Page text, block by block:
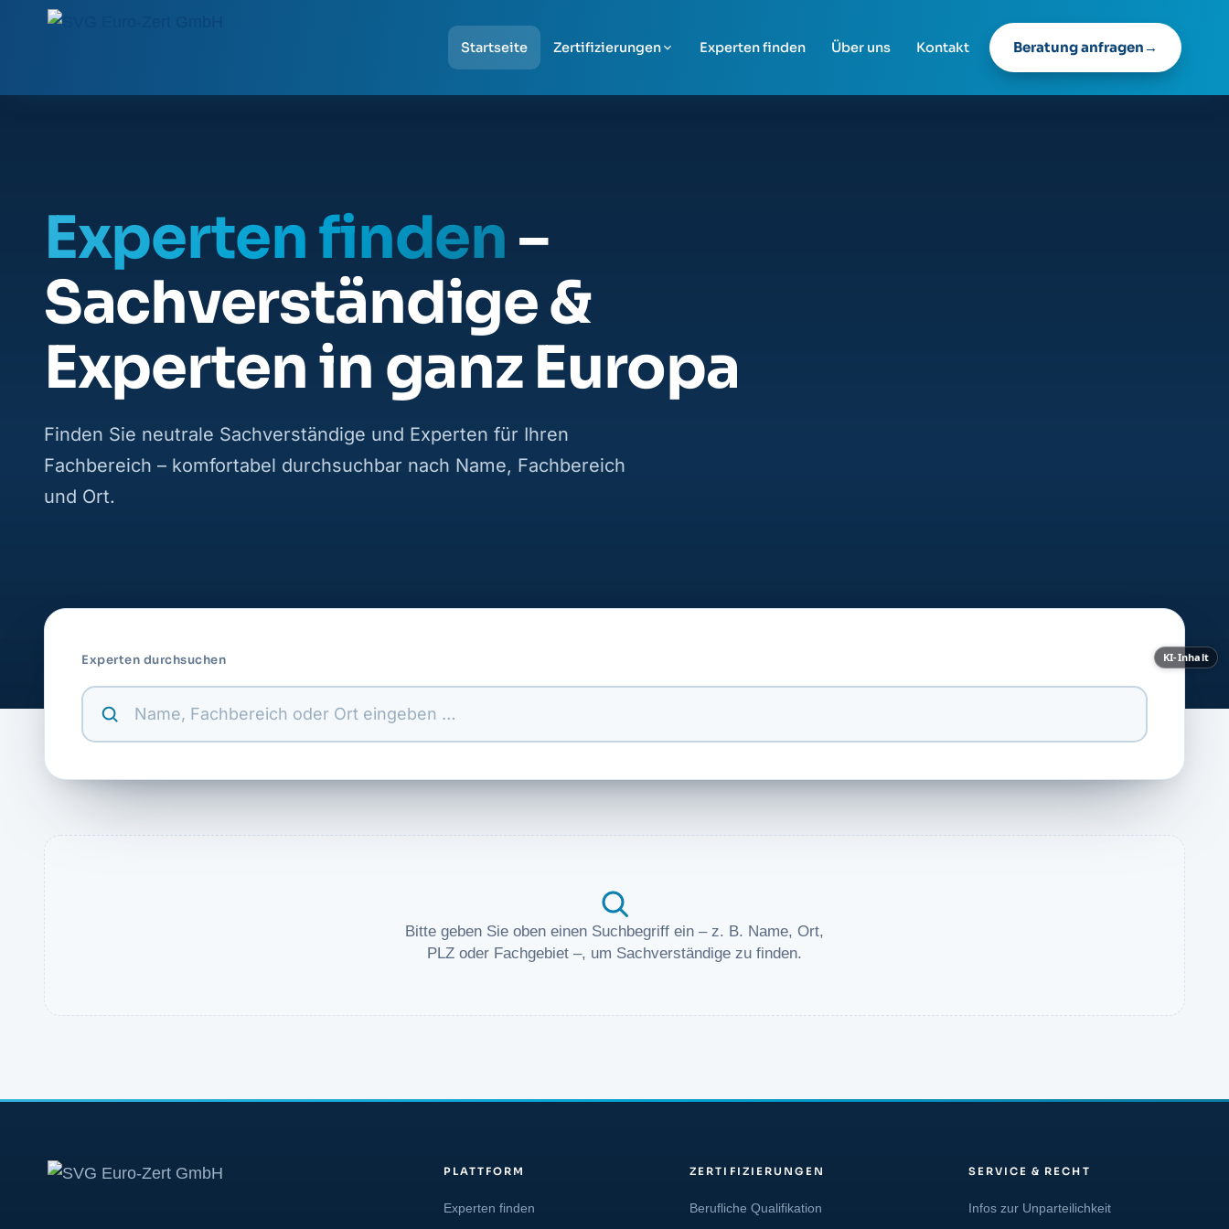
Startseite Zertifizierungen Experten finden Über uns Kontakt Beratung anfragen
Experten finden–
Sachverständige &
Experten in ganz Europa
Finden Sie neutrale Sachverständige und Experten für Ihren
Fachbereich – komfortabel durchsuchbar nach Name, Fachbereich
und Ort.
KI-Inhalt
Experten durchsuchen
Bitte geben Sie oben einen Suchbegriff ein – z. B. Name, Ort,
PLZ oder Fachgebiet –, um Sachverständige zu finden.
PLATTFORM
Experten finden
ZERTIFIZIERUNGEN
Berufliche Qualifikation
SERVICE & RECHT
Infos zur Unparteilichkeit